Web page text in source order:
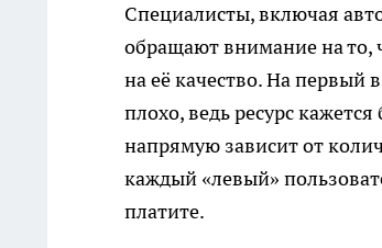
Специалисты, включая
обращают внимание на то,
на её качество. На первый
плохо, ведь ресурс
напрямую зависит от
каждый «левый»
платите.